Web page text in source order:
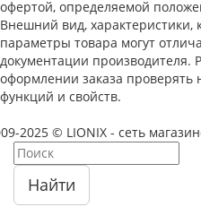
офертой, определяемой
Внешний вид, характеристики,
параметры товара могут
документации производителя.
оформлении заказа
функций и свойств.
2025 © LIONIX - сеть
Найти